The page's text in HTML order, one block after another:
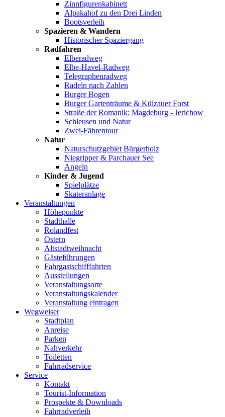
Zinnfigurenkabinett
Alpakahof zu den Drei Linden
Bootsverleih
Spazieren & Wandern
Historischer Spaziergang
Radfahren
Elberadweg
Elbe-Havel-Radweg
Telegraphenradweg
Radeln nach Zahlen
Burger Bogen
Burger Gartenträume & Külzauer Forst
Straße der Romanik: Magdeburg - Jerichow
Schleusen und Natur
Zwei-Fährentour
Natur
Naturschutzgebiet Bürgerholz
Niegripper & Parchauer See
Angeln
Kinder & Jugend
Spielplätze
Skateranlage
Veranstaltungen
Höhepunkte
Stadthalle
Rolandfest
Ostern
Altstadtweihnacht
Gästeführungen
Fahrgastschifffahrten
Ausstellungen
Veranstaltungsorte
Veranstaltungskalender
Veranstaltung eintragen
Wegweiser
Stadtplan
Anreise
Parken
Nahverkehr
Toiletten
Fahrradservice
Service
Kontakt
Tourist-Information
Prospekte & Downloads
Fahrradverleih